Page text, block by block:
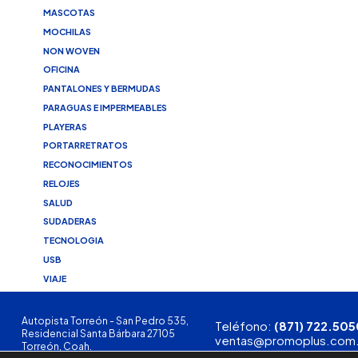
MASCOTAS
MOCHILAS
NON WOVEN
OFICINA
PANTALONES Y BERMUDAS
PARAGUAS E IMPERMEABLES
PLAYERAS
PORTARRETRATOS
RECONOCIMIENTOS
RELOJES
SALUD
SUDADERAS
TECNOLOGIA
USB
VIAJE
Autopista Torreón - San Pedro 535,
Residencial Santa Bárbara 27105
Torreón, Coah.
Teléfono: (871)